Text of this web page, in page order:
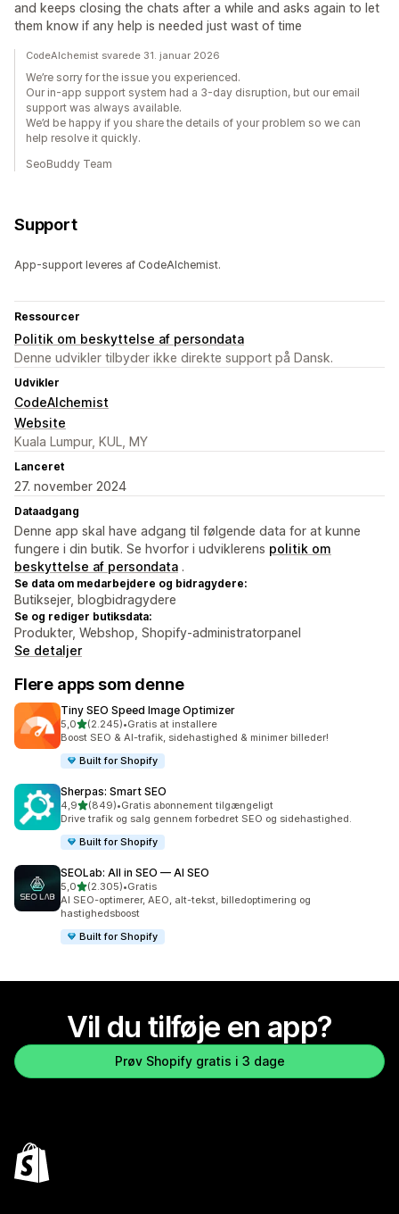
and keeps closing the chats after a while and asks again to let
them know if any help is needed just wast of time
CodeAlchemist svarede 31. januar 2026
We’re sorry for the issue you experienced.
Our in-app support system had a 3-day disruption, but our email
support was always available.
We’d be happy if you share the details of your problem so we can
help resolve it quickly.
SeoBuddy Team
Support
App-support leveres af CodeAlchemist.
Ressourcer
Politik om beskyttelse af persondata
Denne udvikler tilbyder ikke direkte support på Dansk.
Udvikler
CodeAlchemist
Website
Kuala Lumpur, KUL, MY
Lanceret
27. november 2024
Dataadgang
Denne app skal have adgang til følgende data for at kunne
fungere i din butik. Se hvorfor i udviklerens politik om
beskyttelse af persondata .
Se data om medarbejdere og bidragydere:
Butiksejer, blogbidragydere
Se og rediger butiksdata:
Produkter, Webshop, Shopify-administratorpanel
Se detaljer
Flere apps som denne
Tiny SEO Speed Image Optimizer
5,0ud af 5 stjerner
(2.245)
2245 anmeldelser i alt
•Gratis at installere
Boost SEO & AI-trafik, sidehastighed & minimer billeder!
Built for Shopify
Sherpas: Smart SEO
4,9ud af 5 stjerner
(849)
849 anmeldelser i alt
•Gratis abonnement tilgængeligt
Drive trafik og salg gennem forbedret SEO og sidehastighed.
Built for Shopify
SEOLab: All in SEO — AI SEO
5,0ud af 5 stjerner
(2.305)
2305 anmeldelser i alt
•Gratis
AI SEO-optimerer, AEO, alt-tekst, billedoptimering og
hastighedsboost
Built for Shopify
Vil du tilføje en app?
Prøv Shopify gratis i 3 dage